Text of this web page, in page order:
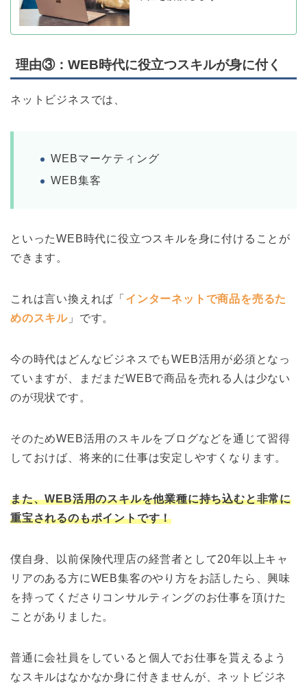
理由③：WEB時代に役立つスキルが身に付く
ネットビジネスでは、
WEBマーケティング
WEB集客
といったWEB時代に役立つスキルを身に付けることが
できます。
これは言い換えれば「 インターネットで商品を売るた
めのスキル 」です。
今の時代はどんなビジネスでもWEB活用が必須となっ
ていますが、まだまだWEBで商品を売れる人は少ない
のが現状です。
そのためWEB活用のスキルをブログなどを通じて習得
しておけば、将来的に仕事は安定しやすくなります。
また、WEB活用のスキルを他業種に持ち込むと非常に
重宝されるのもポイントです！
僕自身、以前保険代理店の経営者として20年以上キャ
リアのある方にWEB集客のやり方をお話したら、興味
を持ってくださりコンサルティングのお仕事を頂けた
ことがありました。
普通に会社員をしていると個人でお仕事を貰えるよう
なスキルはなかなか身に付きませんが、ネットビジネ